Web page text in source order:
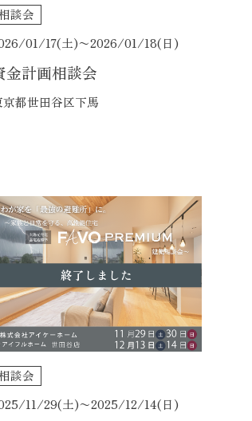
談会
01/17(土)〜2026/01/18(日)
金計画相談会
京都世田谷区下馬
終了しました
談会
11/29(土)〜2025/12/14(日)